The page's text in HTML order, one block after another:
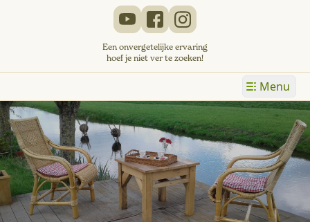
Een onvergetelijke ervaring
hoef je niet ver te zoeken!
Menu